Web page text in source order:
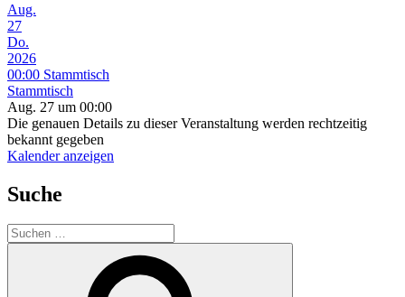
25.08.2026“
Aug.
27
Do.
2026
00:00 Stammtisch
Stammtisch
Aug. 27 um 00:00
Die genauen Details zu dieser Veranstaltung werden rechtzeitig
bekannt gegeben
Kalender anzeigen
Suche
Suchen
nach: